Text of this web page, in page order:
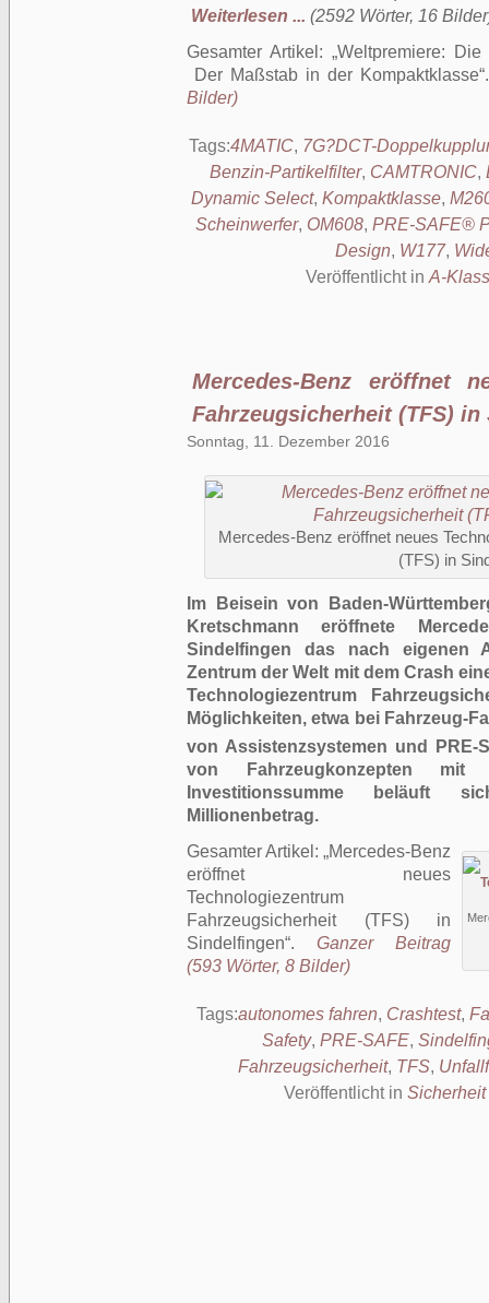
Weiterlesen ... (2592 Wörter, 16
Gesamter Artikel: Weltpremiere:
Der Maßstab in der Kompaktklasse
Bilder)
Tags:4MATIC, 7G?DCT-
Benzin-Partikelfilter, CAMTRONIC,
Dynamic Select, Kompaktklasse,
Scheinwerfer, OM608, PRE-SAFE®
Design, W177,
Veröffentlicht in A-
Mercedes-Benz eröffnet
Fahrzeugsicherheit (TFS)
Sonntag, 11. Dezember 2016
Mercedes-Benz eröffnet neues
(TFS) in
Im Beisein von Baden-
Kretschmann eröffnete
Sindelfingen das nach eigenen
Zentrum der Welt mit dem Crash
Technologiezentrum
Möglichkeiten, etwa bei Fahrzeug-
von Assistenzsystemen und PRE-
von Fahrzeugkonzepten mit
Investitionssumme beläuft
Millionenbetrag.
Gesamter Artikel:
Mercedes-Benz
eröffnet neues
Technologiezentrum
Fahrzeugsicherheit (TFS) in
Sindelfingen . Ganzer Beitrag
(593 Wörter, 8 Bilder)
Tags:autonomes fahren, Crashtest,
Safety, PRE-SAFE,
Fahrzeugsicherheit, TFS,
Veröffentlicht in Sicherheit